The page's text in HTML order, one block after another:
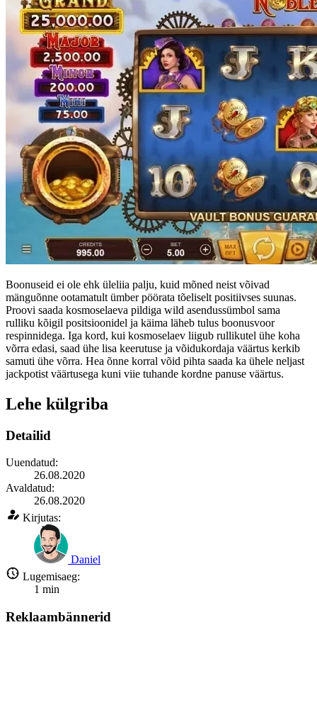
Boonuseid ei ole ehk üleliia palju, kuid mõned neist võivad
mänguõnne ootamatult ümber pöörata tõeliselt positiivses suunas.
Proovi saada kosmoselaeva pildiga wild asendussümbol sama
rulliku kõigil positsioonidel ja käima läheb tulus boonusvoor
respinnidega. Iga kord, kui kosmoselaev liigub rullikutel ühe koha
võrra edasi, saad ühe lisa keerutuse ja võidukordaja väärtus kerkib
samuti ühe võrra. Hea õnne korral võid pihta saada ka ühele neljast
jackpotist väärtusega kuni viie tuhande kordne panuse väärtus.
Lehe külgriba
Detailid
Uuendatud:
26.08.2020
Avaldatud:
26.08.2020
Kirjutas:
Daniel
Lugemisaeg:
1 min
Reklaambännerid